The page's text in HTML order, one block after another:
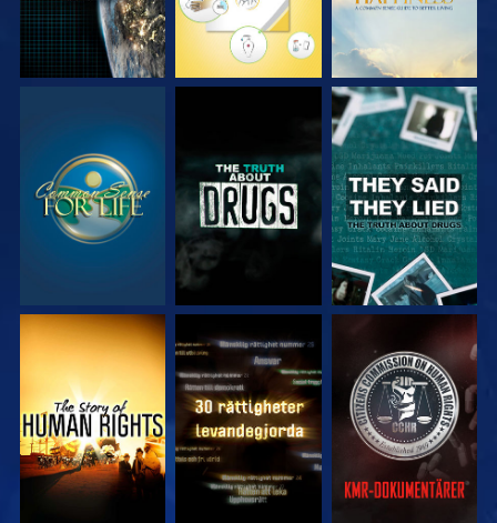
TITTA TITTA TITTA
TITTA TITTA TITTA